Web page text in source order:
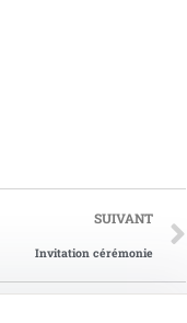
SUIVANT
Invitation cérémonie